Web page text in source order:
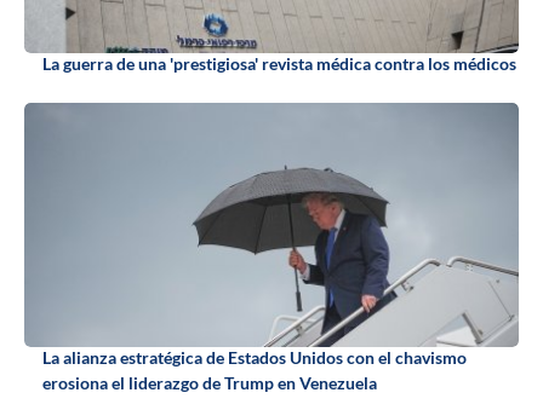
La guerra de una 'prestigiosa' revista médica contra los médicos
La alianza estratégica de Estados Unidos con el chavismo
erosiona el liderazgo de Trump en Venezuela